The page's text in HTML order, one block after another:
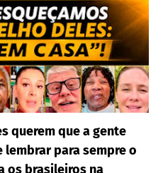
querem que a gente
lembrar para sempre o
os brasileiros na